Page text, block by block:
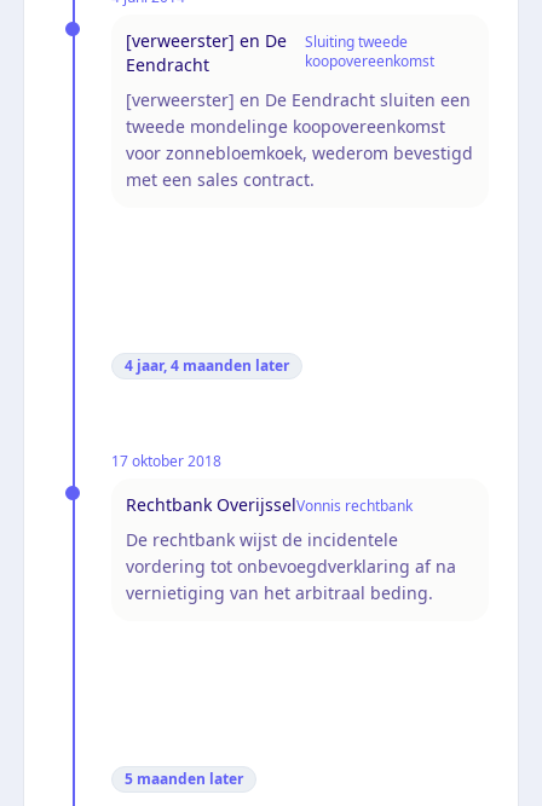
[verweerster] en De
Eendracht
Sluiting tweede
koopovereenkomst
[verweerster] en De Eendracht sluiten een
tweede mondelinge koopovereenkomst
voor zonnebloemkoek, wederom bevestigd
met een sales contract.
4 jaar, 4 maanden later
17 oktober 2018
Rechtbank OverijsselVonnis rechtbank
De rechtbank wijst de incidentele
vordering tot onbevoegdverklaring af na
vernietiging van het arbitraal beding.
5 maanden later